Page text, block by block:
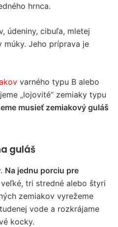
hrnca.
údeniny, cibuľa, mletej
Jeho príprava je
varného typu B alebo
„lojovité“ zemiaky typu
musieť zemiakový guláš
guláš
Na jednu porciu pre
tri stredné alebo štyri
zemiakov vyrežeme
vode a rozkrájame
kocky.